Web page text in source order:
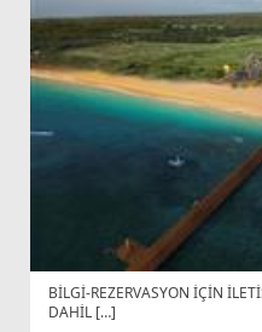
BİLGİ-REZERVASYON İÇİN
DAHİL […]